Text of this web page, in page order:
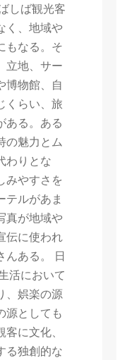
しば観光客
く、地域や
もなる。そ
立地、サー
博物館、自
くらい、旅
ある。ある
の魅力とム
わりとな
みやすさを
テルがあま
真が地域や
伝に使われ
んある。 日
活において
、娯楽の源
源としても
に文化、
る独創的な